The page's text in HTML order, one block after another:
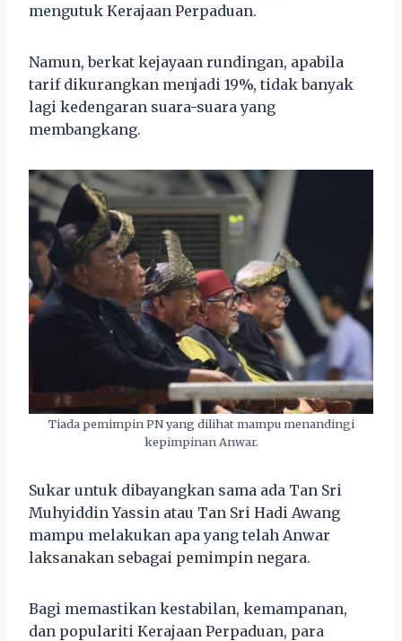
mengutuk Kerajaan Perpaduan.
Namun, berkat kejayaan rundingan, apabila
tarif dikurangkan menjadi 19%, tidak banyak
lagi kedengaran suara-suara yang
membangkang.
Tiada pemimpin PN yang dilihat mampu menandingi
kepimpinan Anwar.
Sukar untuk dibayangkan sama ada Tan Sri
Muhyiddin Yassin atau Tan Sri Hadi Awang
mampu melakukan apa yang telah Anwar
laksanakan sebagai pemimpin negara.
Bagi memastikan kestabilan, kemampanan,
dan populariti Kerajaan Perpaduan, para